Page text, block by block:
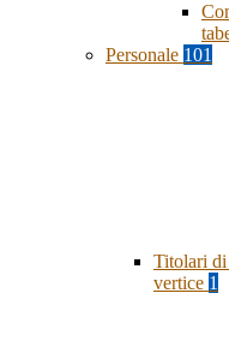
Personale 101
Titolari
vertice 1